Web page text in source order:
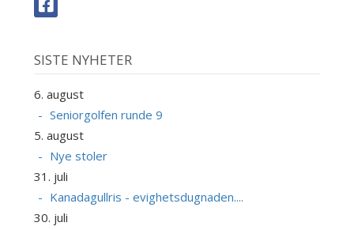
SISTE NYHETER
6. august
Seniorgolfen runde 9
5. august
Nye stoler
31. juli
Kanadagullris - evighetsdugnaden....
30. juli